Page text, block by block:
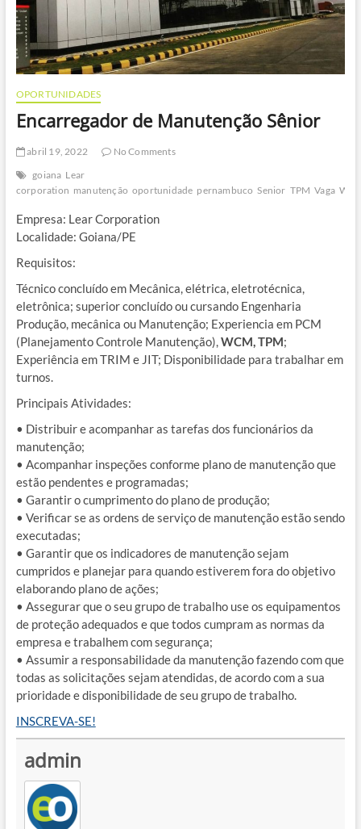
OPORTUNIDADES
Encarregador de Manutenção Sênior
abril 19, 2022
No Comments
goiana Lear
corporation manutenção oportunidade pernambuco Senior TPM Vaga
Empresa: Lear Corporation
Localidade: Goiana/PE
Requisitos:
Técnico concluído em Mecânica, elétrica, eletrotécnica,
eletrônica; superior concluído ou cursando Engenharia
Produção, mecânica ou Manutenção; Experiencia em PCM
(Planejamento Controle Manutenção),WCM, TPM;
Experiência em TRIM e JIT; Disponibilidade para trabalhar em
turnos.
Principais Atividades:
• Distribuir e acompanhar as tarefas dos funcionários da
manutenção;
• Acompanhar inspeções conforme plano de manutenção que
estão pendentes e programadas;
• Garantir o cumprimento do plano de produção;
• Verificar se as ordens de serviço de manutenção estão sendo
executadas;
• Garantir que os indicadores de manutenção sejam
cumpridos e planejar para quando estiverem fora do objetivo
elaborando plano de ações;
• Assegurar que o seu grupo de trabalho use os equipamentos
de proteção adequados e que todos cumpram as normas da
empresa e trabalhem com segurança;
• Assumir a responsabilidade da manutenção fazendo com que
todas as solicitações sejam atendidas, de acordo com a sua
prioridade e disponibilidade de seu grupo de trabalho.
INSCREVA-SE!
admin